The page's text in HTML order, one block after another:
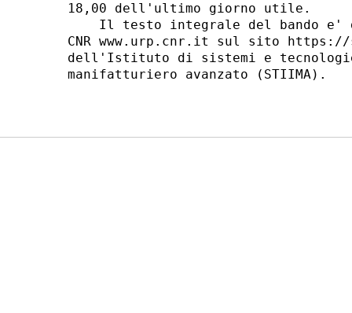
18,00 dell'ultimo giorno utile.
Il testo integrale del bando e'
CNR www.urp.cnr.it sul sito
dell'Istituto di sistemi e
manifatturiero avanzato (STIIMA).